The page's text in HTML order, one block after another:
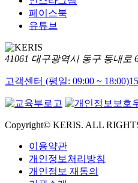
페이스북
유튜브
41061 대구광역시 동구 동내로
고객센터 (평일: 09:00 ~ 18:00)
Copyright© KERIS. ALL
이용약관
개인정보처리방침
개인정보 재동의